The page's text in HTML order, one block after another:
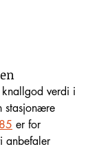
knallgod verdi i
stasjonære
er for
anbefaler